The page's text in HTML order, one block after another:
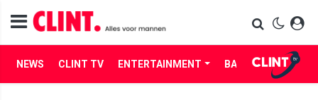
NEWS CLINT TV ENTERTAINMENT BABES LIFE